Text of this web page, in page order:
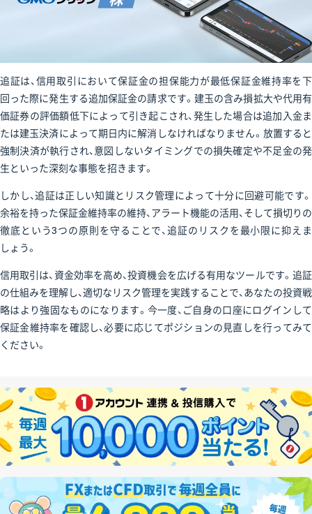
追証は、信用取引において保証金の担保能力が最低保証金維持率を下
回った際に発生する追加保証金の請求です。建玉の含み損拡大や代用有
価証券の評価額低下によって引き起こされ、発生した場合は追加入金ま
たは建玉決済によって期日内に解消しなければなりません。放置すると
強制決済が執行され、意図しないタイミングでの損失確定や不足金の発
生といった深刻な事態を招きます。
しかし、追証は正しい知識とリスク管理によって十分に回避可能です。
余裕を持った保証金維持率の維持、アラート機能の活用、そして損切りの
徹底という3つの原則を守ることで、追証のリスクを最小限に抑えま
しょう。
信用取引は、資金効率を高め、投資機会を広げる有用なツールです。追証
の仕組みを理解し、適切なリスク管理を実践することで、あなたの投資戦
略はより強固なものになります。今一度、ご自身の口座にログインして
保証金維持率を確認し、必要に応じてポジションの見直しを行ってみて
ください。